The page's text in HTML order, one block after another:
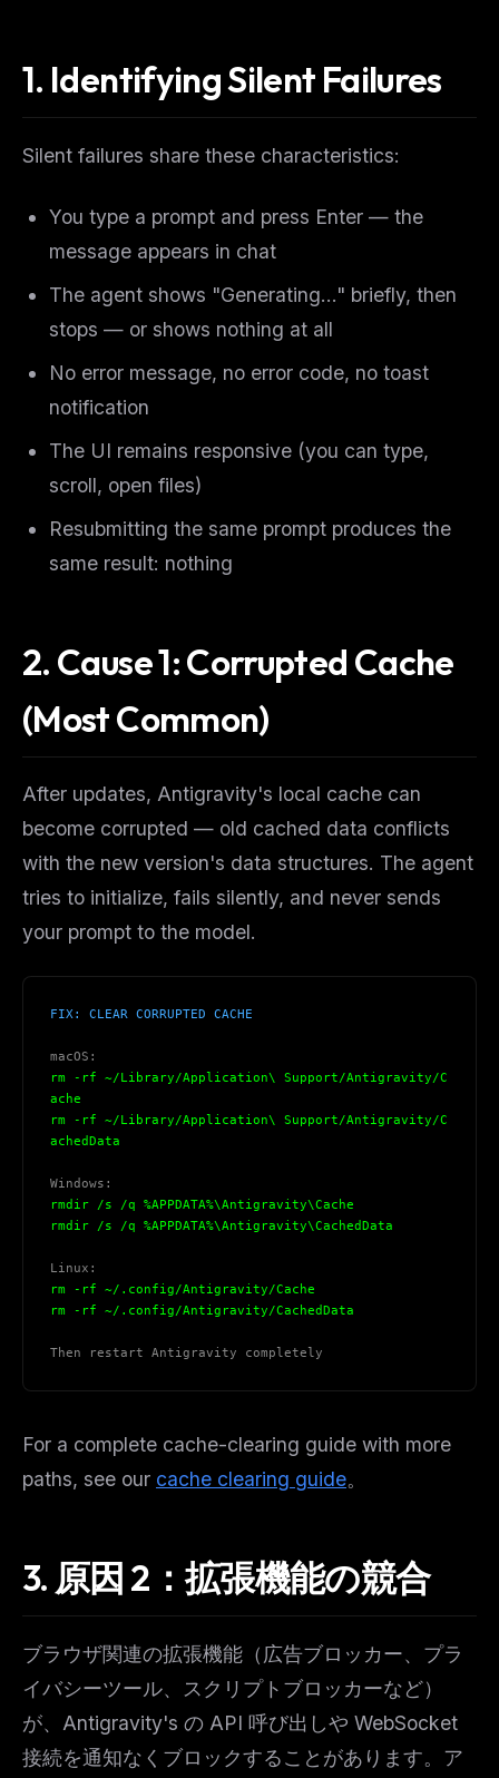
1. Identifying Silent Failures
Silent failures share these characteristics:
You type a prompt and press Enter — the
message appears in chat
The agent shows "Generating..." briefly, then
stops — or shows nothing at all
No error message, no error code, no toast
notification
The UI remains responsive (you can type,
scroll, open files)
Resubmitting the same prompt produces the
same result: nothing
2. Cause 1: Corrupted Cache
(Most Common)
After updates, Antigravity's local cache can
become corrupted — old cached data conflicts
with the new version's data structures. The agent
tries to initialize, fails silently, and never sends
your prompt to the model.
FIX: CLEAR CORRUPTED CACHE
macOS:
rm -rf ~/Library/Application\ Support/Antigravity/C
ache
rm -rf ~/Library/Application\ Support/Antigravity/C
achedData
Windows:
rmdir /s /q %APPDATA%\Antigravity\Cache
rmdir /s /q %APPDATA%\Antigravity\CachedData
Linux:
rm -rf ~/.config/Antigravity/Cache
rm -rf ~/.config/Antigravity/CachedData
Then restart Antigravity completely
For a complete cache-clearing guide with more
paths, see our cache clearing guide。
3. 原因 2：拡張機能の競合
ブラウザ関連の拡張機能（広告ブロッカー、プラ
イバシーツール、スクリプトブロッカーなど）
が、Antigravity's の API 呼び出しや WebSocket
接続を通知なくブロックすることがあります。ア